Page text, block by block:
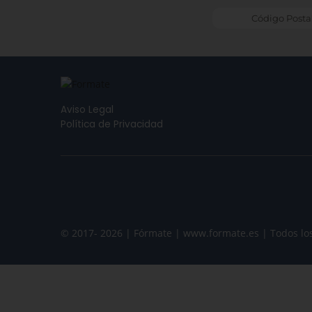
Aviso Legal
Política de Privacidad
© 2017- 2026 | Fórmate | www.formate.es | Todos